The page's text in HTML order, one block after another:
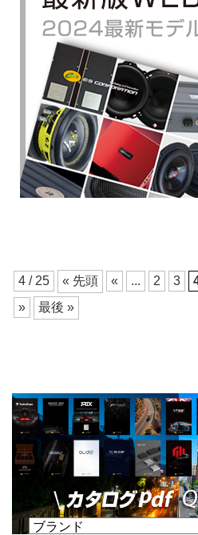
4 / 25 « 先頭 « ... 2 3
»
最後 »